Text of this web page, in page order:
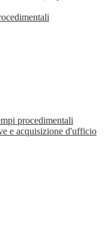
procedimentali
e acquisizione d'ufficio